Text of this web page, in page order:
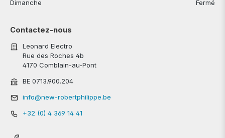
Dimanche
Fermé
Contactez-nous
Leonard Electro
Rue des Roches 4b
4170 Comblain-au-Pont
BE 0713.900.204
info@new-robertphilippe.be
+32 (0) 4 369 14 41